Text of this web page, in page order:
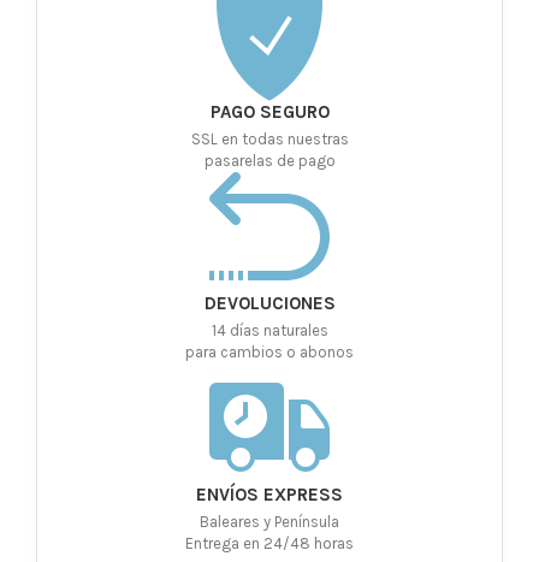
PAGO SEGURO
SSL en todas nuestras
pasarelas de pago
DEVOLUCIONES
14 días naturales
para cambios o abonos
ENVÍOS EXPRESS
Baleares y Península
Entrega en 24/48 horas